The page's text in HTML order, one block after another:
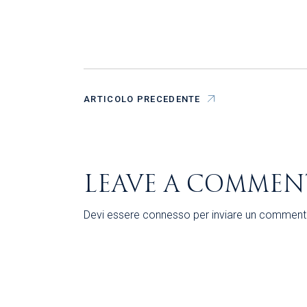
ARTICOLO PRECEDENTE
LEAVE A
Devi essere connesso per inviare un